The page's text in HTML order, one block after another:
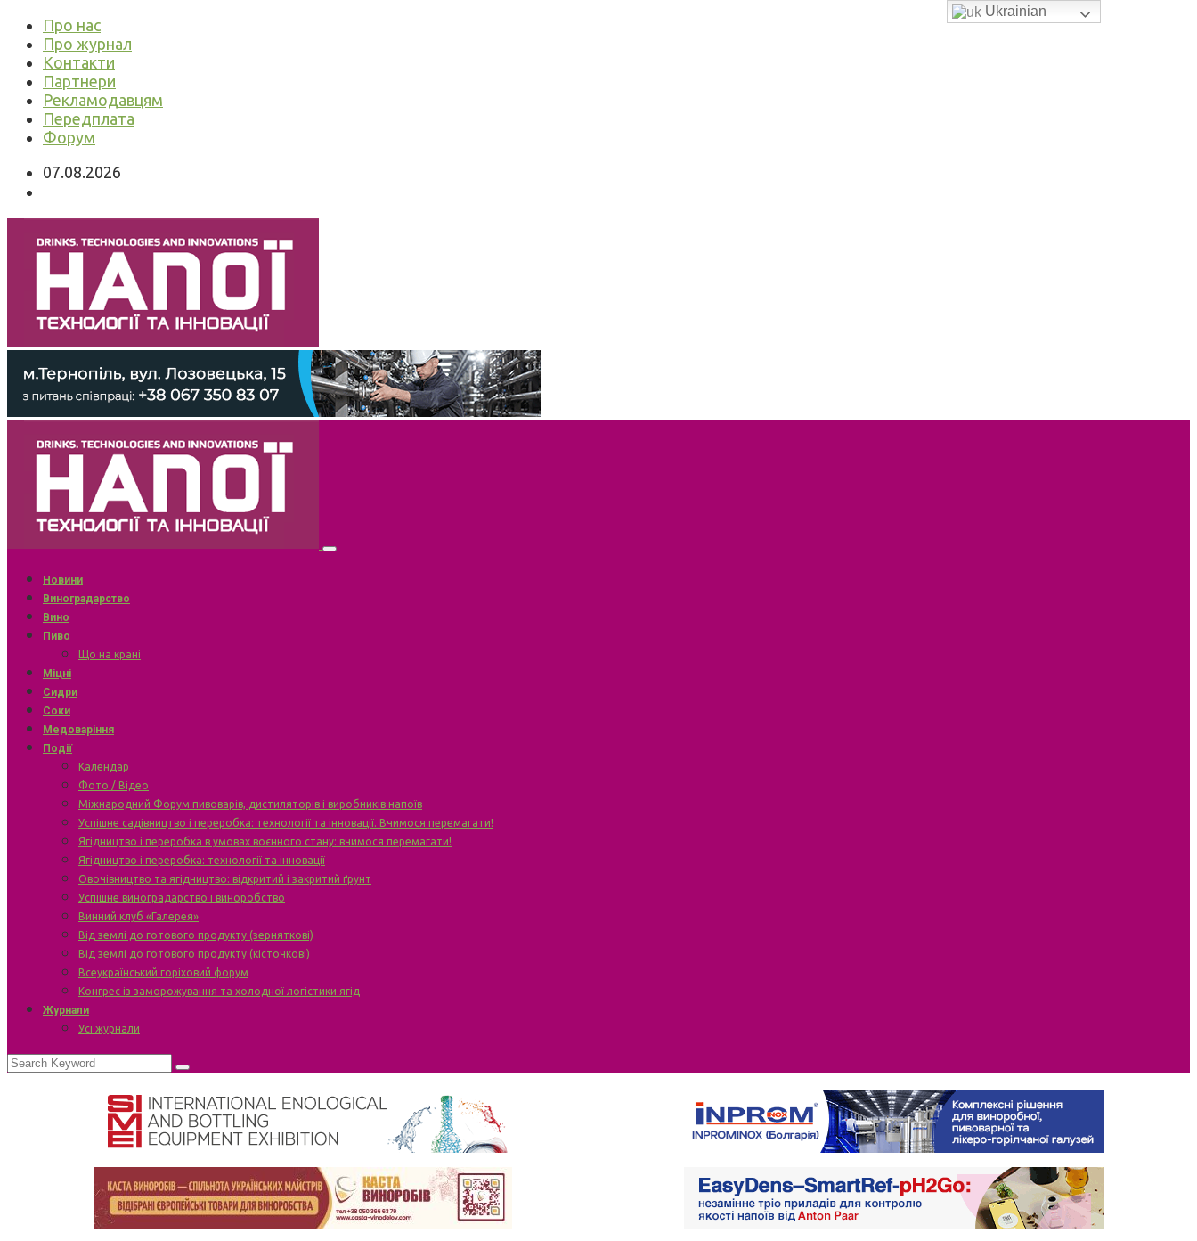
Про нас
Про журнал
Контакти
Партнери
Рекламодавцям
Передплата
Форум
07.08.2026
Новини
Виноградарство
Вино
Пиво
Що на крані
Міцні
Сидри
Соки
Медоваріння
Події
Календар
Фото / Відео
Міжнародний Форум пивоварів, дистиляторів і виробників напоїв
Успішне садівництво і переробка: технології та інновації. Вчимося перемагати!
Ягідництво і переробка в умовах воєнного стану: вчимося перемагати!
Ягідництво і переробка: технології та інновації
Овочівництво та ягідництво: відкритий і закритий ґрунт
Успішне виноградарство і виноробство
Винний клуб «Галерея»
Від землі до готового продукту (зерняткові)
Від землі до готового продукту (кісточкові)
Всеукраїнський горіховий форум
Конгрес із заморожування та холодної логістики ягід
Журнали
Усі журнали
Ukrainian